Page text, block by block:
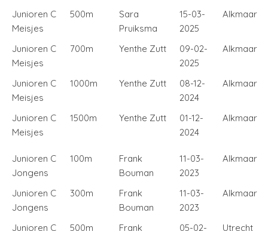
Junioren C
Meisjes
500m
Sara
Pruiksma
15-03-
2025
Alkmaar
Junioren C
Meisjes
700m Yenthe Zutt
09-02-
2025
Alkmaar
Junioren C
Meisjes
1000m Yenthe Zutt
08-12-
2024
Alkmaar
Junioren C
Meisjes
1500m Yenthe Zutt
01-12-
2024
Alkmaar
Junioren C
Jongens
100m
Frank
Bouman
11-03-
2023
Alkmaar
Junioren C
Jongens
300m
Frank
Bouman
11-03-
2023
Alkmaar
Junioren C
500m
Frank
05-02-
Utrecht